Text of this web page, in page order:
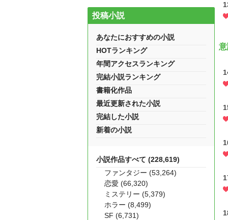
投稿小説
あなたにおすすめの小説
HOTランキング
年間アクセスランキング
完結小説ランキング
書籍化作品
最近更新された小説
完結した小説
新着の小説
小説作品すべて (228,619)
ファンタジー (53,264)
恋愛 (66,320)
ミステリー (5,379)
ホラー (8,499)
SF (6,731)